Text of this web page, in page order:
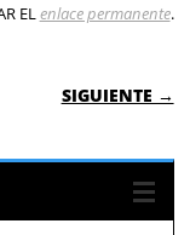
ELenlace permanente.
SIGUIENTE →